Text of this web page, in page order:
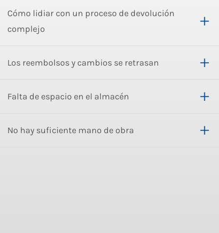
Cómo lidiar con un proceso de devolución
complejo
Los reembolsos y cambios se retrasan
Falta de espacio en el almacén
No hay suficiente mano de obra